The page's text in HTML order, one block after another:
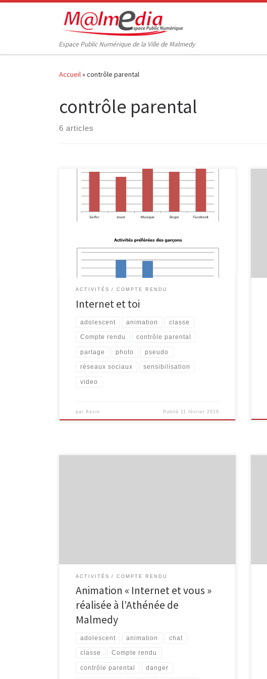
Passer au contenu
Espace Public Numérique de la Ville de Malmedy
Accueil»contrôle parental
contrôle parental
6 articles
L’animation « Internet et toi » est proposée depuis
InforJeunes Malmedy et l’EPN M@lmédia. Elle a déjà
élèves des classes de 2ème secondaires à réfléchir à
l’utilisation qu’ils font d’Internet et d’autres outils […]
ACTIVITÉS COMPTE RENDU
Internet et toi
adolescent animation classe
Compte rendu contrôle parental
partage photo pseudo
réseaux sociaux sensibilisation
video
par Kevin Publié 11 février 2016
ACTIVITÉS COMPTE RENDU
Animation « Internet et vous »
réalisée à l’Athénée de
Malmedy
adolescent animation chat
classe Compte rendu
contrôle parental danger